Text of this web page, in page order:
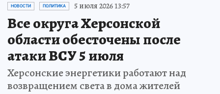
НОВОСТИ ПОЛИТИКА 5 июля 2026 13:57
Все округа Херсонской
области обесточены после
атаки ВСУ 5 июля
Херсонские энергетики работают над
возвращением света в дома жителей